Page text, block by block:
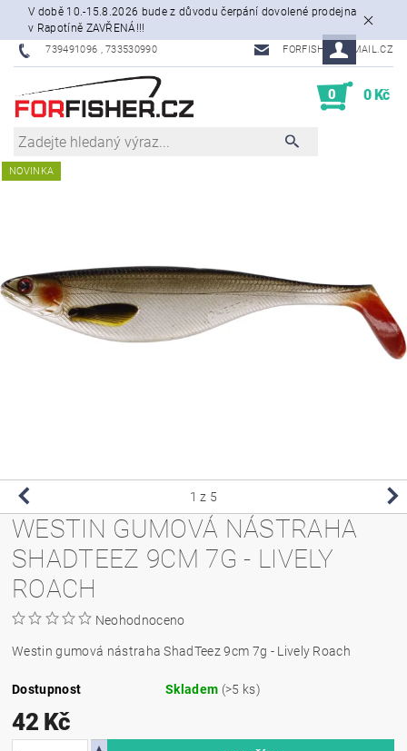
V době 10.-15.8.2026 bude z důvodu čerpání dovolené prodejna
v Rapotíně ZAVŘENÁ!!!
739491096 , 733530990 FORFISHER@EMAIL.CZ
0 0 Kč
NOVINKA
1 z 5
WESTIN GUMOVÁ NÁSTRAHA
SHADTEEZ 9CM 7G - LIVELY
ROACH
Neohodnoceno
Westin gumová nástraha ShadTeez 9cm 7g - Lively Roach
Dostupnost Skladem (>5 ks)
42 Kč